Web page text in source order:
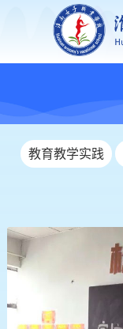
教育教学实践